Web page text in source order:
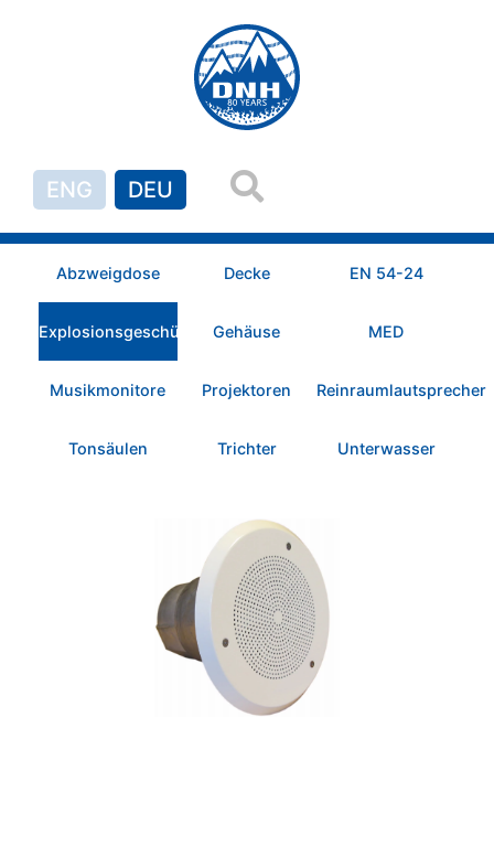
ENG DEU
Abzweigdose Decke EN 54-24
Explosionsgeschützt Gehäuse MED
Musikmonitore Projektoren Reinraumlautsprecher
Tonsäulen Trichter Unterwasser